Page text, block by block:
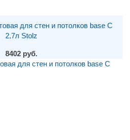
для стен и потолков base С
2,7л Stolz
8402 руб.